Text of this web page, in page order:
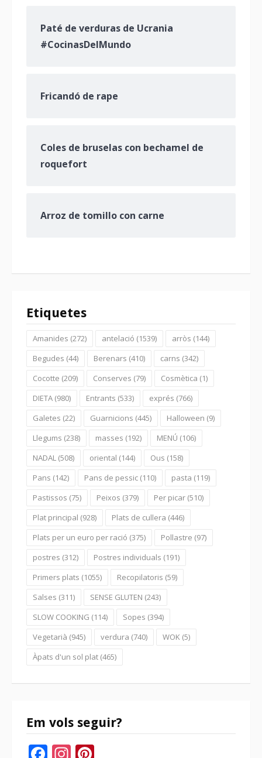
Paté de verduras de Ucrania
#CocinasDelMundo
Fricandó de rape
Coles de bruselas con bechamel de
roquefort
Arroz de tomillo con carne
Etiquetes
Amanides (272) antelació (1539) arròs (144)
Begudes (44) Berenars (410) carns (342)
Cocotte (209) Conserves (79) Cosmètica (1)
DIETA (980) Entrants (533) exprés (766)
Galetes (22) Guarnicions (445) Halloween (9)
Llegums (238) masses (192) MENÚ (106)
NADAL (508) oriental (144) Ous (158)
Pans (142) Pans de pessic (110) pasta (119)
Pastissos (75) Peixos (379) Per picar (510)
Plat principal (928) Plats de cullera (446)
Plats per un euro per ració (375) Pollastre (97)
postres (312) Postres individuals (191)
Primers plats (1055) Recopilatoris (59)
Salses (311) SENSE GLUTEN (243)
SLOW COOKING (114) Sopes (394)
Vegetarià (945) verdura (740) WOK (5)
Àpats d'un sol plat (465)
Em vols seguir?
Facebook
Instagram